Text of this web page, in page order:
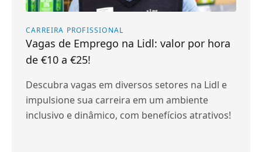
CARREIRA PROFISSIONAL
Vagas de Emprego na Lidl: valor por hora
de €10 a €25!
Descubra vagas em diversos setores na Lidl e
impulsione sua carreira em um ambiente
inclusivo e dinâmico, com benefícios atrativos!